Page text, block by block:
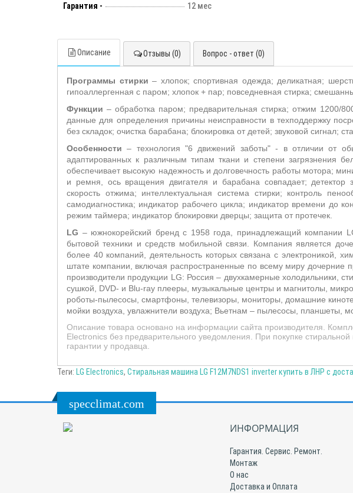
Гарантия -
12 мес
Описание Отзывы (0) Вопрос - ответ (0)
Программы стирки– хлопок; спортивная одежда; деликатная;
гипоаллергенная с паром; хлопок + пар; повседневная стирка;
Функции – обработка паром; предварительная стирка; отжим 1200/
данные для определения причины неисправности в техподдержку
без складок; очистка барабана; блокировка от детей; звуковой сигнал;
Особенности– технология "6 движений заботы" - в отличии от
адаптированных к различным типам ткани и степени загрязнения
обеспечивает высокую надежность и долговечность работы мотора;
и ремня, ось вращения двигателя и барабана совпадает; детектор
скорость отжима; интеллектуальная система стирки; контроль
самодиагностика; индикатор рабочего цикла; индикатор времени до
режим таймера; индикатор блокировки дверцы; защита от протечек.
LG – южнокорейский бренд с 1958 года, принадлежащий компании
бытовой техники и средств мобильной связи. Компания является
более 40 компаний, деятельность которых связана с
штате компании, включая распространенные по всему миру
производители продукции LG: Россия – двухкамерные холодильники,
сушкой, DVD- и Blu-ray плееры, музыкальные центры и магнитолы,
роботы-пылесосы, смартфоны, телевизоры, мониторы, домашние
мойки воздуха, увлажнители воздуха; Вьетнам – пылесосы, планшеты,
Описание товара основано на информации сайта производителя.
Electronics без предварительного уведомления. При покупке
гарантии у продавца.
Теги: LG Electronics, Стиральная машина LG F12M7NDS1 inverter купить в ЛНР с
specclimat.com
ИНФОРМАЦИЯ
Гарантия. Сервис. Ремонт.
Монтаж
О нас
Доставка и Оплата